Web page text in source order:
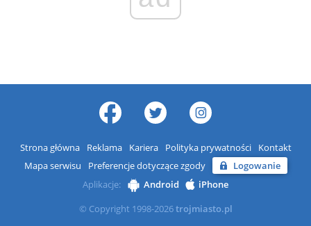
Strona główna Reklama Kariera Polityka prywatności
Kontakt
Mapa serwisu
Preferencje dotyczące zgody
Logowanie
Aplikacje:
Android
iPhone
© Copyright 1998-2026trojmiasto.pl